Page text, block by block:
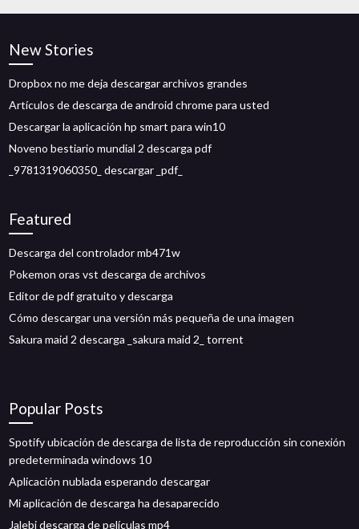
New Stories
Dropbox no me deja descargar archivos grandes
Artículos de descarga de android chrome para usted
Descargar la aplicación hp smart para win10
Noveno bestiario mundial 2 descarga pdf
_9781319060350_ descargar _pdf_
Featured
Descarga del controlador mb471w
Pokemon oras vst descarga de archivos
Editor de pdf gratuito y descarga
Cómo descargar una versión más pequeña de una imagen
Sakura maid 2 descarga _sakura maid 2_ torrent
Popular Posts
Spotify ubicación de descarga de lista de reproducción sin conexión
predeterminada windows 10
Aplicación nublada esperando descargar
Mi aplicación de descarga ha desaparecido
Jalebi descarga de películas mp4